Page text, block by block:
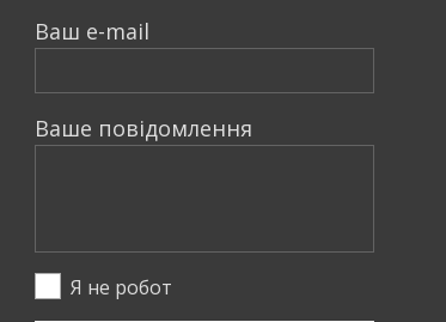
Ваш e-mail
Ваше повiдомлення
Я не робот